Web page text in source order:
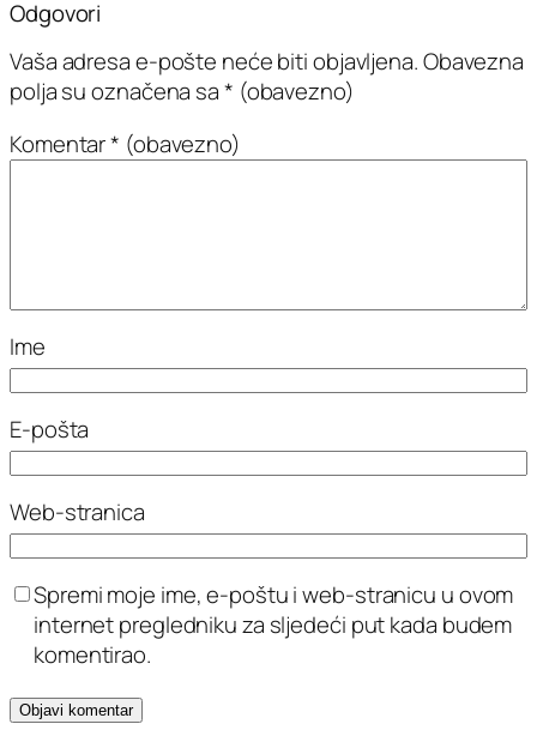
Odgovori
Vaša adresa e-pošte neće biti objavljena.Obavezna
polja su označena sa* (obavezno)
Komentar* (obavezno)
Ime
E-pošta
Web-stranica
Spremi moje ime, e-poštu i web-stranicu u ovom
internet pregledniku za sljedeći put kada budem
komentirao.